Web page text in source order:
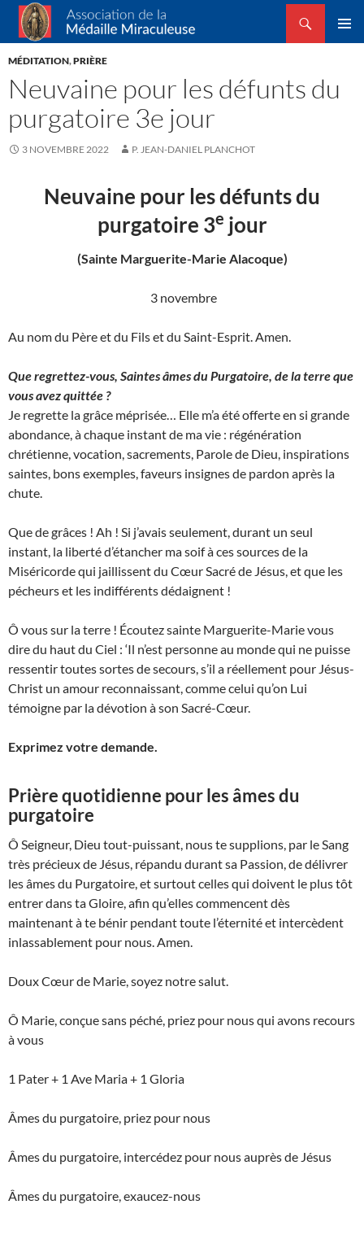
Association de la Médaille Miraculeuse
Recherche
ALLER
AU
MÉDITATION,PRIÈRE
Neuvaine pour les défunts du
purgatoire 3e jour
3 NOVEMBRE 2022 P. JEAN-DANIEL PLANCHOT
Neuvaine pour les défunts du
purgatoire 3e jour
(Sainte Marguerite-Marie Alacoque)
3 novembre
Au nom du Père et du Fils et du Saint-Esprit. Amen.
Que regrettez-vous, Saintes âmes du Purgatoire, de la terre que
vous avez quittée ?
Je regrette la grâce méprisée… Elle m’a été offerte en si grande
abondance, à chaque instant de ma vie : régénération
chrétienne, vocation, sacrements, Parole de Dieu, inspirations
saintes, bons exemples, faveurs insignes de pardon après la
chute.
Que de grâces ! Ah ! Si j’avais seulement, durant un seul
instant, la liberté d’étancher ma soif à ces sources de la
Miséricorde qui jaillissent du Cœur Sacré de Jésus, et que les
pécheurs et les indifférents dédaignent !
Ô vous sur la terre ! Écoutez sainte Marguerite-Marie vous
dire du haut du Ciel : ‘Il n’est personne au monde qui ne puisse
ressentir toutes sortes de secours, s’il a réellement pour Jésus-
Christ un amour reconnaissant, comme celui qu’on Lui
témoigne par la dévotion à son Sacré-Cœur.
Exprimez votre demande.
Prière quotidienne pour les âmes du
purgatoire
Ô Seigneur, Dieu tout-puissant, nous te supplions, par le Sang
très précieux de Jésus, répandu durant sa Passion, de délivrer
les âmes du Purgatoire, et surtout celles qui doivent le plus tôt
entrer dans ta Gloire, afin qu’elles commencent dès
maintenant à te bénir pendant toute l’éternité et intercèdent
inlassablement pour nous. Amen.
Doux Cœur de Marie, soyez notre salut.
Ô Marie, conçue sans péché, priez pour nous qui avons recours
à vous
1 Pater + 1 Ave Maria + 1 Gloria
Âmes du purgatoire, priez pour nous
Âmes du purgatoire, intercédez pour nous auprès de Jésus
Âmes du purgatoire, exaucez-nous